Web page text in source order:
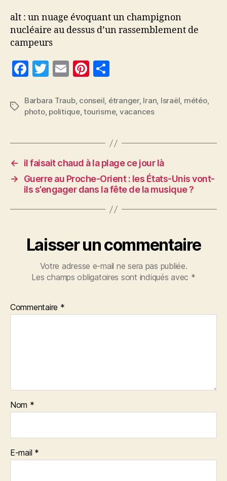
alt : un nuage évoquant un champignon
nucléaire au dessus d’un rassemblement de
campeurs
F
c
e
o
o
k
T
itt
er
E
ai
l
Pi
er
es
rt
a
g
er
Étiquettes
Barbara Traub, conseil, étranger, Iran, Israël, météo,
photo, politique,tourisme, vacances
←
il faisait chaud à la plage ce jour là
→
Guerre au Proche-Orient : les États-Unis vont-
ils s’engager dans la fête de la musique ?
Laisser un commentaire
Votre adresse e-mail ne sera pas publiée.
Les champs obligatoires sont indiqués avec *
Commentaire *
Nom *
E-mail *